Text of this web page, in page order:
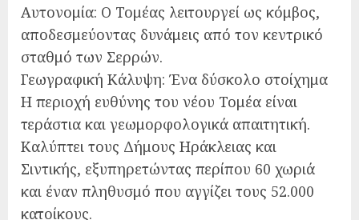
Αυτονομία: Ο Τομέας λειτουργεί ως κόμβος,
αποδεσμεύοντας δυνάμεις από τον κεντρικό
σταθμό των Σερρών.
Γεωγραφική Κάλυψη: Ένα δύσκολο στοίχημα
Η περιοχή ευθύνης του νέου Τομέα είναι
τεράστια και γεωμορφολογικά απαιτητική.
Καλύπτει τους Δήμους Ηράκλειας και
Σιντικής, εξυπηρετώντας περίπου 60 χωριά
και έναν πληθυσμό που αγγίζει τους 52.000
κατοίκους.